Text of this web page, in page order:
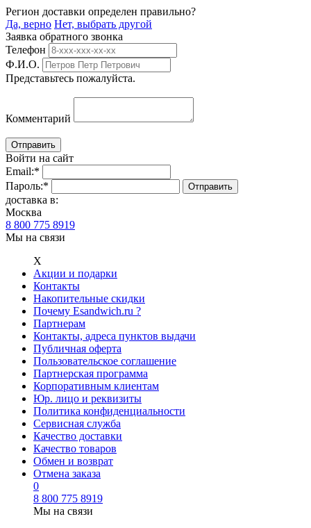
Регион доставки определен правильно?
Да, верно Нет, выбрать другой
Заявка обратного звонка
Телефон
Ф.И.О.
Представьтесь пожалуйста.
Комментарий
Войти на сайт
Email:*
Пароль:*
доставка в:
Москва
8 800 775 8919
Мы на связи
Х
Акции и подарки
Контакты
Накопительные скидки
Почему Esandwich.ru ?
Партнерам
Контакты, адреса пунктов выдачи
Публичная оферта
Пользовательское соглашение
Партнерская программа
Корпоративным клиентам
Юр. лицо и реквизиты
Политика конфиденциальности
Сервисная служба
Качество доставки
Качество товаров
Обмен и возврат
Отмена заказа
0
8 800 775 8919
Мы на связи